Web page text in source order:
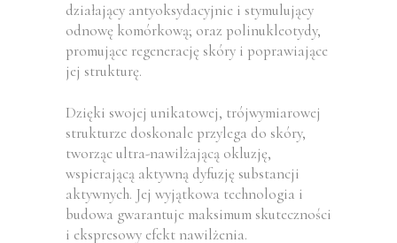
działający antyoksydacyjnie i stymulujący
odnowę komórkową; oraz polinukleotydy,
promujące regenerację skóry i poprawiające
jej strukturę.
Dzięki swojej unikatowej, trójwymiarowej
strukturze doskonale przylega do skóry,
tworząc ultra-nawilżającą okluzję,
wspierającą aktywną dyfuzję substancji
aktywnych. Jej wyjątkowa technologia i
budowa gwarantuje maksimum skuteczności
i ekspresowy efekt nawilżenia.